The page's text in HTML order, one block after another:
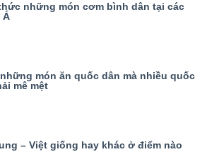
những món cơm bình dân tại các
Á
món ăn quốc dân mà nhiều quốc
mê mệt
– Việt giống hay khác ở điểm nào